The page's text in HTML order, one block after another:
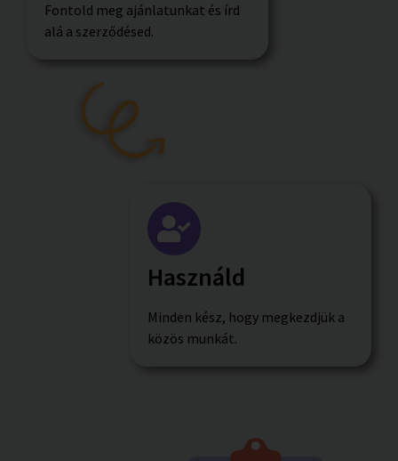
Fontold meg ajánlatunkat és írd
alá a szerződésed.
Használd
Minden kész, hogy megkezdjük a
közös munkát.